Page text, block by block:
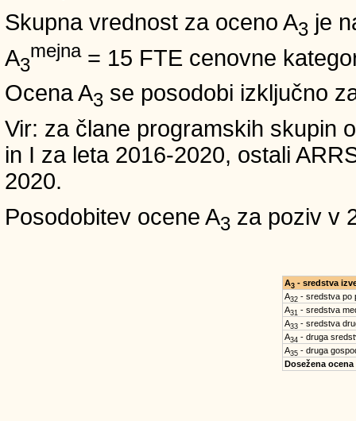
Skupna vrednost za oceno A3 je
A3
mejna= 15 FTE cenovne
Ocena A3 se posodobi izključno
Vir: za člane programskih skupin
in I za leta 2016-2020, ostali
2020.
Posodobitev ocene A3 za poziv v
A3- sredstva
A32- sredstva po
A31 - sredstva
A33- sredstva
A34 - druga
A35- druga
Dosežena ocena